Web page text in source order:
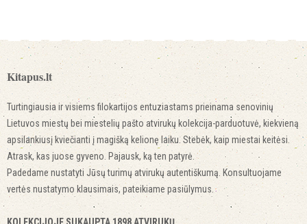
Kitapus.lt
Turtingiausia ir visiems filokartijos entuziastams prieinama senovinių
Lietuvos miestų bei miestelių pašto atvirukų kolekcija-parduotuvė, kiekvieną
apsilankiusį kviečianti į magišką kelionę laiku. Stebėk, kaip miestai keitėsi.
Atrask, kas juose gyveno. Pajausk, ką ten patyrė.
Padedame nustatyti Jūsų turimų atvirukų autentiškumą. Konsultuojame
vertės nustatymo klausimais, pateikiame pasiūlymus.